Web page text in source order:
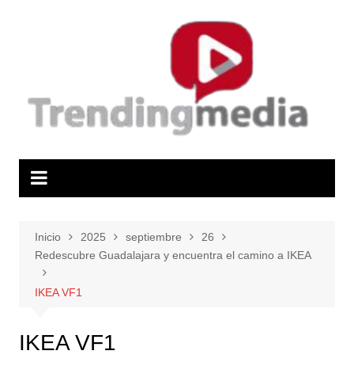
Inicio 2025 septiembre
26
Redescubre Guadalajara y encuentra el camino a IKEA
IKEA VF1
IKEA VF1